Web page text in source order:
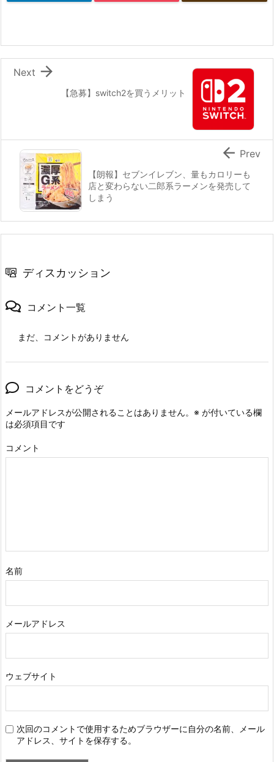
【急募】switch2を買うメリット

Next
【朗報】セブンイレブン、量もカロリーも
店と変わらない二郎系ラーメンを発売して
しまう
 Prev
ディスカッション
コメント一覧
まだ、コメントがありません
コメントをどうぞ
メールアドレスが公開されることはありません。 ※ が付いている欄
は必須項目です
コメント
名前
メールアドレス
ウェブサイト
次回のコメントで使用するためブラウザーに自分の名前、メール
アドレス、サイトを保存する。